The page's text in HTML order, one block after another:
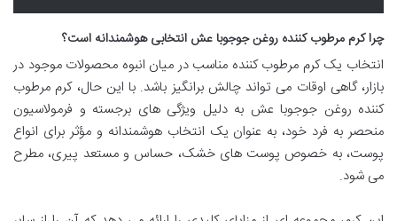
چرا کرم مرطوب کننده روغن جوجوبا عش انتخابی هوشمندانه است؟
انتخاب یک کرم مرطوب کننده مناسب در میان انبوه محصولات موجود در
بازار، گاهی اوقات می تواند چالش برانگیز باشد. با این حال، کرم مرطوب
کننده روغن جوجوبا عش به دلیل ویژگی های برجسته و فرمولاسیون
منحصر به فرد خود، به عنوان یک انتخاب هوشمندانه و مؤثر برای انواع
پوست، به خصوص پوست های خشک، حساس و مستعد پیری، مطرح
می شود.